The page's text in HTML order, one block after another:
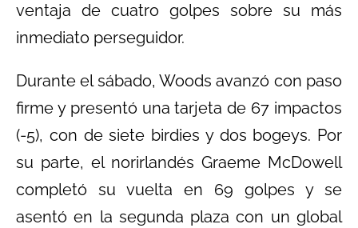
ventaja de cuatro golpes sobre su más
inmediato perseguidor.
Durante el sábado, Woods avanzó con paso
firme y presentó una tarjeta de 67 impactos
(-5), con de siete birdies y dos bogeys. Por
su parte, el norirlandés Graeme McDowell
completó su vuelta en 69 golpes y se
asentó en la segunda plaza con un global